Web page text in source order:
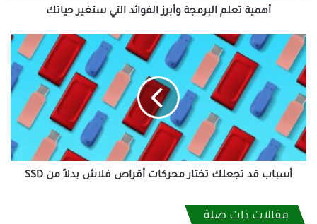
أهمية تعلم البرمجة وأبرز الفوائد التي ستغير حياتك
أسباب
قد
تجعلك
تختار
محركات
أقراص
فلاش
بدلاً
من
أسباب قد تجعلك تختار محركات أقراص فلاش بدلاً من SSD
مقالات ذات صلة